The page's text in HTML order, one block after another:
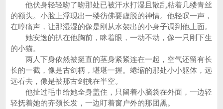
他伏身轻轻吻了吻那处已被汗水打湿且散乱粘着几缕青丝
的额头。小脸上浮现出一缕彷佛要虚脱的神情。他轻叹一声，
在哼痛声，让那湿湿的像是刚从水袈出的小身子调到他上面。
她安逸的扒在他胸前，眯着眼，一动不动，像一只刚下生
的小猫。
两人下身依然被挺直的茎身紧紧连在一起，空气还留有长
长的一截，像是古剑柄，堪堪一握。蜷缩的那处小小躯体，远
远看去，像是被那古剑挑在半空。
他扯过毛巾给她全身盖住，只留着小脑袋在外面，一边轻
轻抚着她的齐颈长发，一边盯着窗户外的那团黑。